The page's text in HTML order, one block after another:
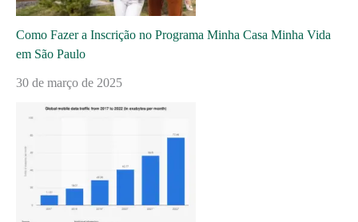
Como Fazer a Inscrição no Programa Minha Casa Minha Vida
em São Paulo
30 de março de 2025